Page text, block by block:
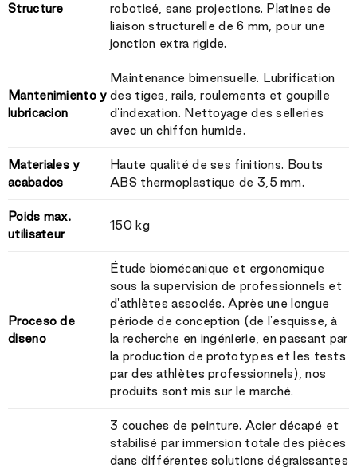
Structure
robotisé, sans projections. Platines de
liaison structurelle de 6 mm, pour une
jonction extra rigide.
Mantenimiento y
lubricacion
Maintenance bimensuelle. Lubrification
des tiges, rails, roulements et goupille
d'indexation. Nettoyage des selleries
avec un chiffon humide.
Materiales y
acabados
Haute qualité de ses finitions. Bouts
ABS thermoplastique de 3,5 mm.
Poids max.
utilisateur
150 kg
Proceso de
diseno
Étude biomécanique et ergonomique
sous la supervision de professionnels et
d'athlètes associés. Après une longue
période de conception (de l'esquisse, à
la recherche en ingénierie, en passant par
la production de prototypes et les tests
par des athlètes professionnels), nos
produits sont mis sur le marché.
3 couches de peinture. Acier décapé et
stabilisé par immersion totale des pièces
dans différentes solutions dégraissantes